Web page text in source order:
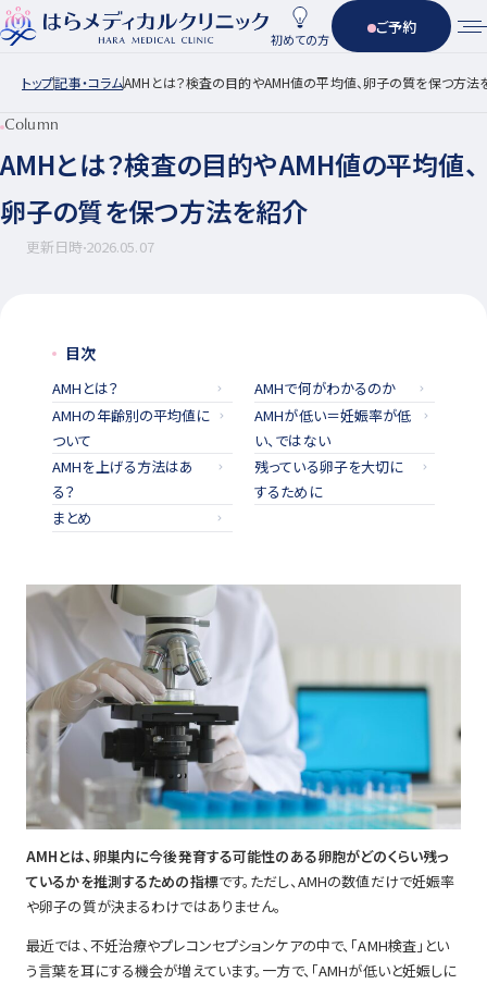
初めての方
ご予約
トップ記事・コラムAMHとは？検査の目的やAMH値の平均値、卵子の質を保つ方法
Column
AMHとは？検査の目的やAMH値の平均値、
卵子の質を保つ方法を紹介
更新日時2026.05.07
目次
AMHとは？
AMHで何がわかるのか
AMHの年齢別の平均値に
ついて
AMHが低い＝妊娠率が低
い、ではない
AMHを上げる方法はあ
る？
残っている卵子を大切に
するために
まとめ
AMHとは、卵巣内に今後発育する可能性のある卵胞がどのくらい残っ
ているかを推測するための指標です。ただし、AMHの数値だけで妊娠率
や卵子の質が決まるわけではありません。
最近では、不妊治療やプレコンセプションケアの中で、「AMH検査」とい
う言葉を耳にする機会が増えています。一方で、「AMHが低いと妊娠しに